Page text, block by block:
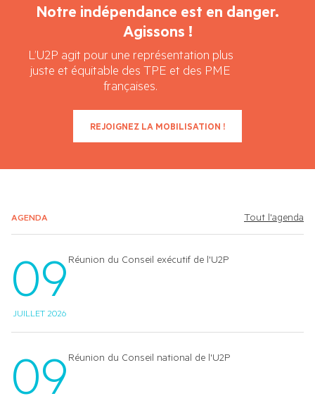
Notre indépendance est en danger.
Agissons !
L’U2P agit pour une représentation plus
juste et équitable des TPE et des PME
françaises.
REJOIGNEZ LA MOBILISATION !
AGENDA Tout l'agenda
09
JUILLET 2026
Réunion du Conseil exécutif de l'U2P
09 Réunion du Conseil national de l'U2P